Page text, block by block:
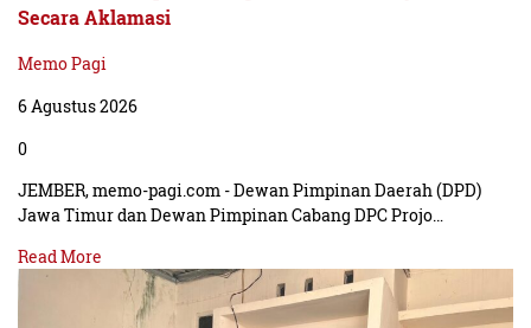
Secara Aklamasi
Memo Pagi
6 Agustus 2026
0
JEMBER, memo-pagi.com - Dewan Pimpinan Daerah (DPD)
Jawa Timur dan Dewan Pimpinan Cabang DPC Projo…
Read More